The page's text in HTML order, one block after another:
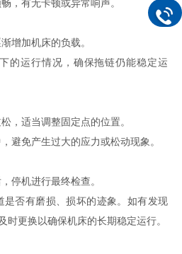
有无卡顿或异常响声。
加机床的负载。
运行情况，确保拖链仍能稳定运
适当调整固定点的位置。
免产生过大的应力或松动现象。
机进行最终检查。
否有磨损、损坏的迹象。如有发现
时更换以确保机床的长期稳定运行。